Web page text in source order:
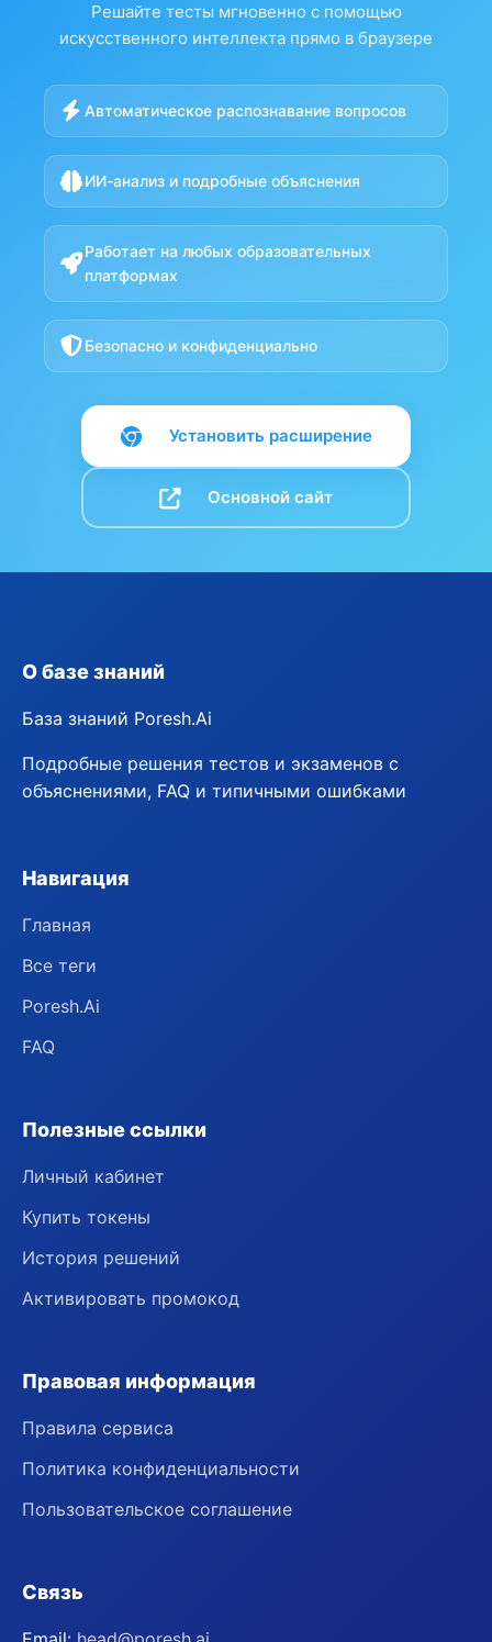
Решайте тесты мгновенно с помощью
искусственного интеллекта прямо в браузере
Автоматическое распознавание вопросов
ИИ-анализ и подробные объяснения
Работает на любых образовательных
платформах
Безопасно и конфиденциально
Установить расширение
Основной сайт
О базе знаний
База знаний Poresh.Ai
Подробные решения тестов и экзаменов с
объяснениями, FAQ и типичными ошибками
Навигация
Главная
Все теги
Poresh.Ai
FAQ
Полезные ссылки
Личный кабинет
Купить токены
История решений
Активировать промокод
Правовая информация
Правила сервиса
Политика конфиденциальности
Пользовательское соглашение
Связь